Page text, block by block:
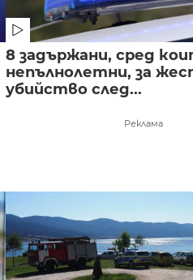
8 задържани, сред
непълнолетни, за
убийство след...
Реклама